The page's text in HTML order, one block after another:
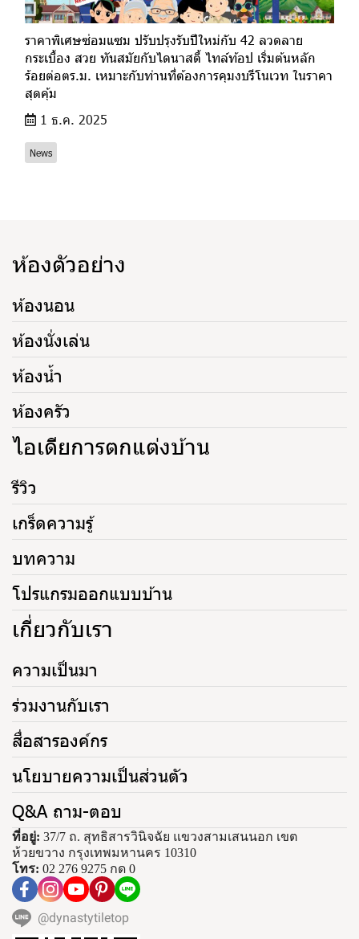
ราคาพิเศษซ่อมแซม ปรับปรุงรับปีใหม่กับ 42 ลวดลาย
กระเบื้อง สวย ทันสมัยกับไดนาสตี้ ไทล์ท้อป เริ่มต้นหลัก
ร้อยต่อตร.ม. เหมาะกับท่านที่ต้องการคุมงบรีโนเวท ในราคา
สุดคุ้ม
1 ธ.ค. 2025
News
ห้องตัวอย่าง
ห้องนอน
ห้องนั่งเล่น
ห้องน้ำ
ห้องครัว
ไอเดียการตกแต่งบ้าน
รีวิว
เกร็ดความรู้
บทความ
โปรแกรมออกแบบบ้าน
เกี่ยวกับเรา
ความเป็นมา
ร่วมงานกับเรา
สื่อสารองค์กร
นโยบายความเป็นส่วนตัว
Q&A ถาม-ตอบ
ที่อยู่: 37/7 ถ. สุทธิสารวินิจฉัย แขวงสามเสนนอก เขต
ห้วยขวาง กรุงเทพมหานคร 10310
โทร: 02 276 9275 กด 0
@dynastytiletop